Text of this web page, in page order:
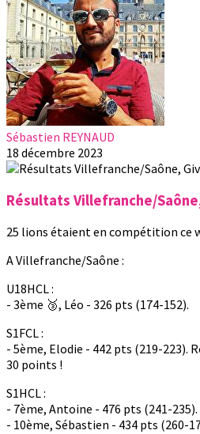
Sébastien REYNAUD
18 décembre 2023
Résultats Villefranche/
25 lions étaient en compétition ce
A Villefranche/Saône :
U18HCL :
- 3ème 🥉, Léo - 326 pts (174-152).
S1FCL :
- 5ème, Elodie - 442 pts (219-223).
30 points !
S1HCL :
- 7ème, Antoine - 476 pts (241-235).
- 10ème, Sébastien - 434 pts (260-